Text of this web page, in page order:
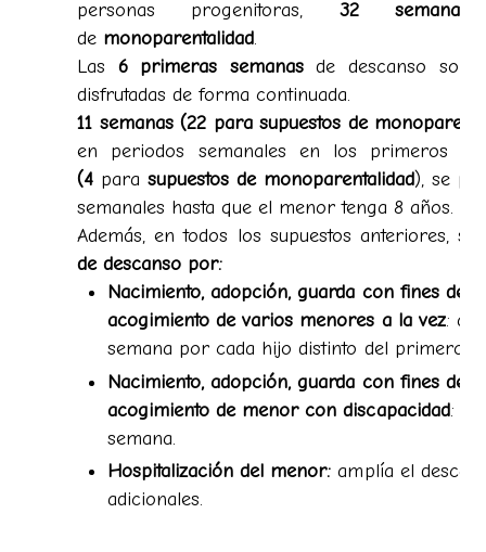
personas progenitoras, 32 semanas
de monoparentalidad.
Las 6 primeras semanasde descanso son
disfrutadas de forma continuada.
11 semanas (22 para supuestos de
en periodos semanales en los primeros
(4para supuestos de monoparentalidad), se
semanales hasta que el menor tenga 8 años.
Además, en todos los supuestos anteriores,
de descanso por:
Nacimiento, adopción, guarda con fines de
acogimiento de varios menores a la vez:
semana por cada hijo distinto del primero.
Nacimiento, adopción, guarda con fines de
acogimiento de menor con discapacidad:
semana.
Hospitalización del menor: amplía el
adicionales.